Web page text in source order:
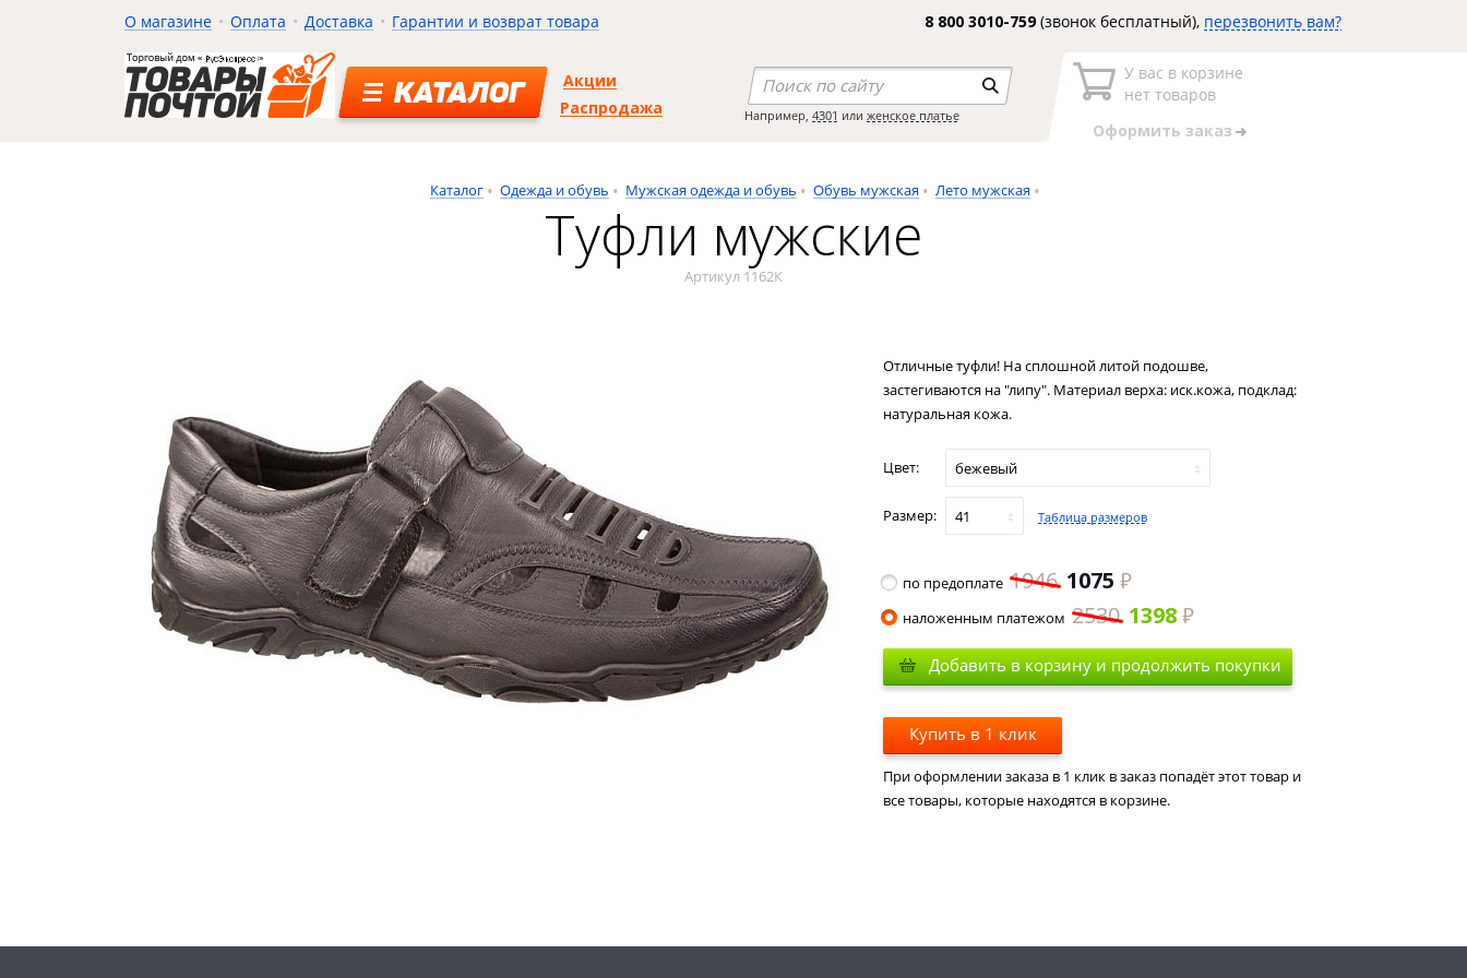
О магазине Оплата Доставка Гарантии и возврат товара 8 800 3010-759(звонок бесплатный), перезвонить вам?
КАТАЛОГ
Акции
Распродажа
Например, 4301 или женское платье
У вас в корзине
нет товаров
Оформить заказ
Каталог Одежда и обувь Мужская одежда и обувь Обувь мужская Лето мужская
Туфли мужские
Артикул 1162К
Отличные туфли! На сплошной литой подошве,
застегиваются на "липу". Материал верха: иск.кожа, подклад:
натуральная кожа.
Цвет: бежевый
Размер: 41 Таблица размеров
по предоплате 1946 1075
наложенным платежом 2530 1398
Добавить в корзину и продолжить покупки
Купить в 1 клик
При оформлении заказа в 1 клик в заказ попадёт этот товар и
все товары, которые находятся в корзине.